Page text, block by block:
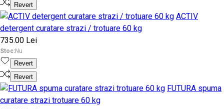
Revert
ACTIV
detergent curatare strazi / trotuare 60 kg
735.00 Lei
Stoc:Nu
Revert
Revert
FUTURA spuma
curatare strazi trotuare 60 kg